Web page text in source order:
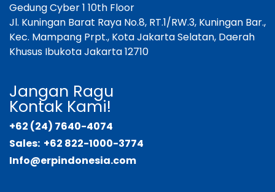
Jangan Ragu
Kontak Kami!
+62 (24) 7640-4074
Sales: +62 822-1000-3774
Info@erpindonesia.com
Gedung Cyber 1 10th Floor
Jl. Kuningan Barat Raya No.8, RT.1/RW.3, Kuningan Bar.,
Kec. Mampang Prpt., Kota Jakarta Selatan, Daerah
Khusus Ibukota Jakarta 12710